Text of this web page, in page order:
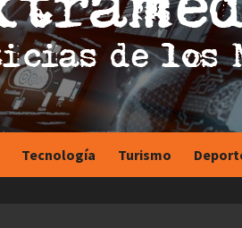
Tecnología Turismo